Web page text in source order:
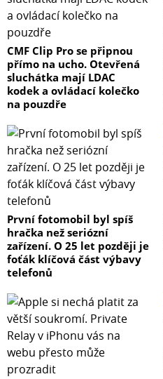
CMF Clip Pro se připnou
přímo na ucho. Otevřená
sluchátka mají LDAC
kodek a ovládací kolečko
na pouzdře
První fotomobil byl spíš
hračka než seriózní
zařízení. O 25 let později je
foťák klíčová část výbavy
telefonů